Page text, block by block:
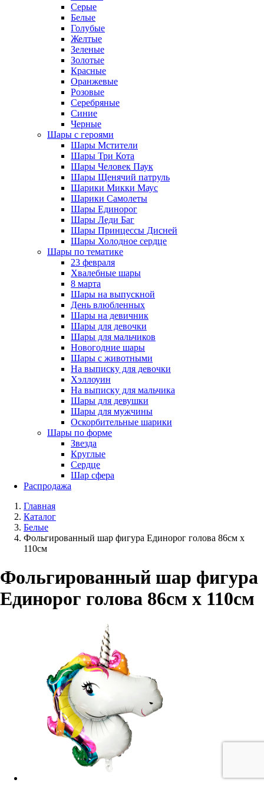
Серые
Белые
Голубые
Желтые
Зеленые
Золотые
Красные
Оранжевые
Розовые
Серебряные
Синие
Черные
Шары с героями
Шары Мстители
Шары Три Кота
Шары Человек Паук
Шары Щенячий патруль
Шарики Микки Маус
Шарики Самолеты
Шары Единорог
Шары Леди Баг
Шары Принцессы Дисней
Шары Холодное сердце
Шары по тематике
23 февраля
Хвалебные шары
8 марта
Шары на выпускной
День влюбленных
Шары на девичник
Шары для девочки
Шары для мальчиков
Новогодние шары
Шары с животными
На выписку для девочки
Хэллоуин
На выписку для мальчика
Шары для девушки
Шары для мужчины
Оскорбительные шарики
Шары по форме
Звезда
Круглые
Сердце
Шар сфера
Распродажа
Главная
Каталог
Белые
Фольгированный шар фигура Единорог голова 86см х
110см
Фольгированный шар фигура
Единорог голова 86см х 110см